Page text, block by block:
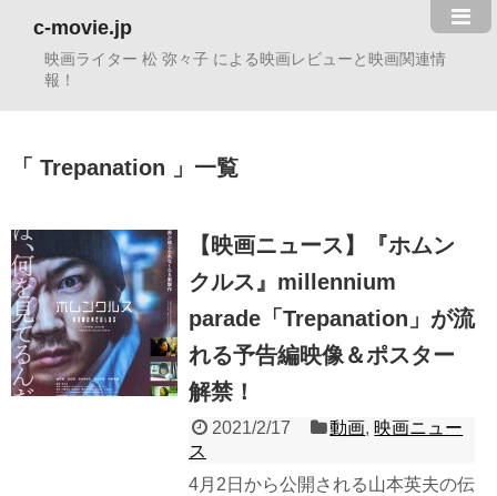
c-movie.jp
映画ライター 松 弥々子 による映画レビューと映画関連情
報！
Trepanation 一覧
【映画ニュース】『ホムン
クルス』millennium
parade「Trepanation」が流
れる予告編映像＆ポスター
解禁！
2021/2/17 動画, 映画ニュー
ス
4月2日から公開される山本英夫の伝